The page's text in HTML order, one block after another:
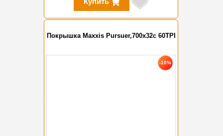
Покрышка Maxxis Pursuer,700x32c 60TPI
-10%